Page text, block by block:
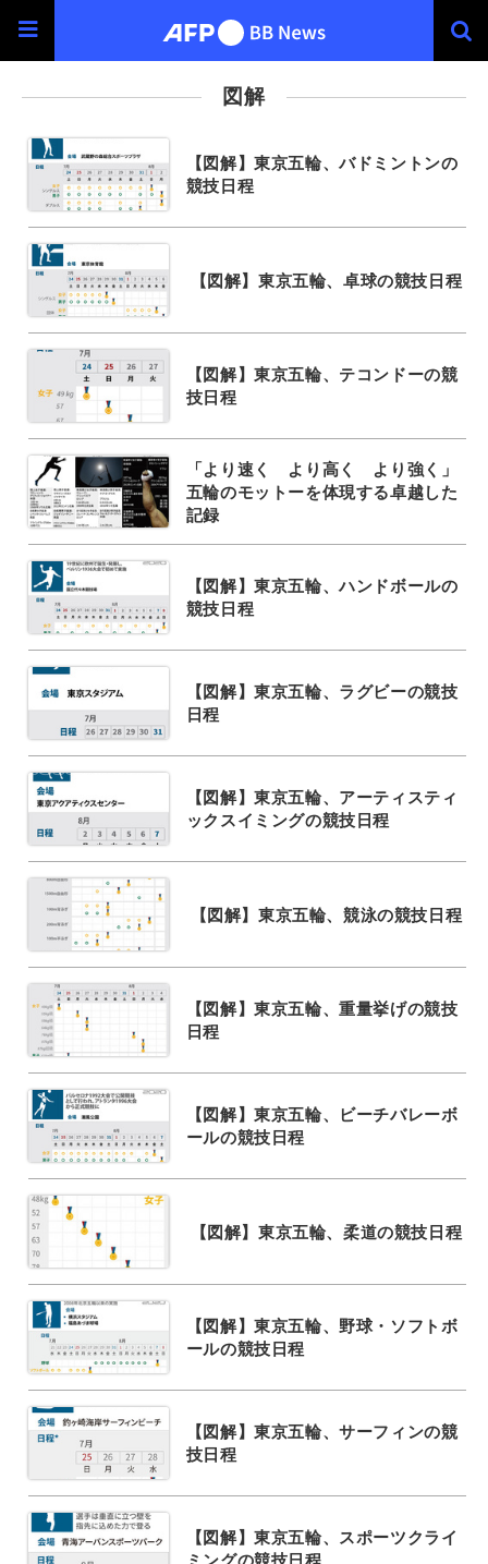
図解
【図解】東京五輪、バドミントンの
競技日程
【図解】東京五輪、卓球の競技日程
【図解】東京五輪、テコンドーの競
技日程
「より速く より高く より強く」
五輪のモットーを体現する卓越した
記録
【図解】東京五輪、ハンドボールの
競技日程
【図解】東京五輪、ラグビーの競技
日程
【図解】東京五輪、アーティスティ
ックスイミングの競技日程
【図解】東京五輪、競泳の競技日程
【図解】東京五輪、重量挙げの競技
日程
【図解】東京五輪、ビーチバレーボ
ールの競技日程
【図解】東京五輪、柔道の競技日程
【図解】東京五輪、野球・ソフトボ
ールの競技日程
【図解】東京五輪、サーフィンの競
技日程
【図解】東京五輪、スポーツクライ